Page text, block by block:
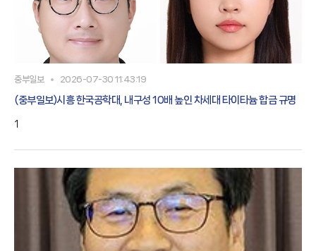
중부일보 2026-07-30 11:43:19
(중부일보)시흥 한국공학대, 내구성 10배 높인 차세대 타이타늄 합금 규명
1